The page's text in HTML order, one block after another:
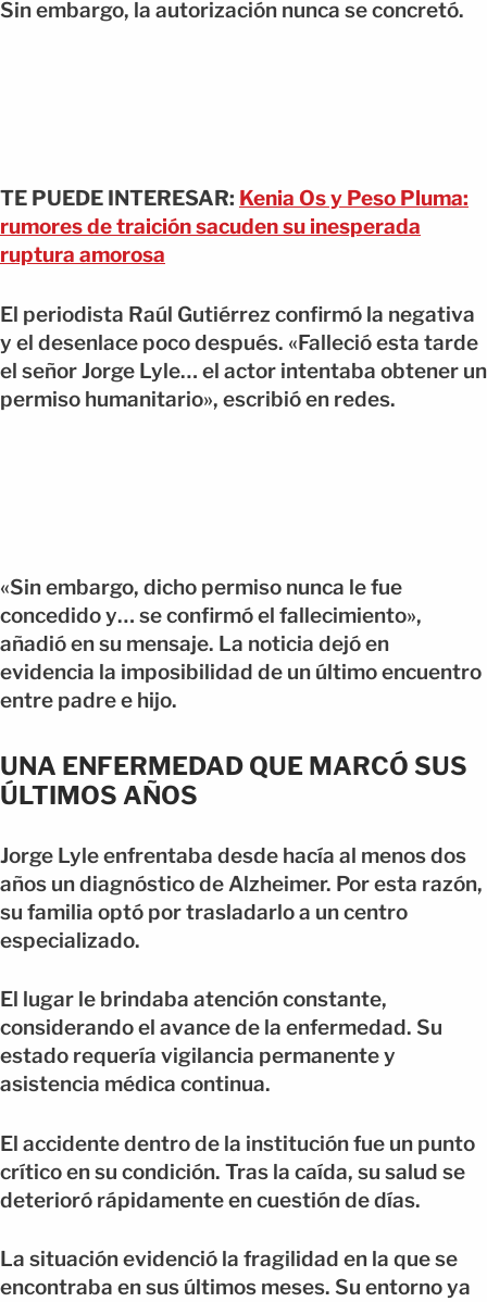
Sin embargo, la autorización nunca se concretó.
TE PUEDE INTERESAR: Kenia Os y Peso Pluma:
rumores de traición sacuden su inesperada
ruptura amorosa
El periodista Raúl Gutiérrez confirmó la negativa
y el desenlace poco después. «Falleció esta tarde
el señor Jorge Lyle… el actor intentaba obtener un
permiso humanitario», escribió en redes.
«Sin embargo, dicho permiso nunca le fue
concedido y… se confirmó el fallecimiento»,
añadió en su mensaje. La noticia dejó en
evidencia la imposibilidad de un último encuentro
entre padre e hijo.
UNA ENFERMEDAD QUE MARCÓ SUS
ÚLTIMOS AÑOS
Jorge Lyle enfrentaba desde hacía al menos dos
años un diagnóstico de Alzheimer. Por esta razón,
su familia optó por trasladarlo a un centro
especializado.
El lugar le brindaba atención constante,
considerando el avance de la enfermedad. Su
estado requería vigilancia permanente y
asistencia médica continua.
El accidente dentro de la institución fue un punto
crítico en su condición. Tras la caída, su salud se
deterioró rápidamente en cuestión de días.
La situación evidenció la fragilidad en la que se
encontraba en sus últimos meses. Su entorno ya